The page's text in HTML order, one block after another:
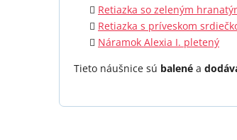
Retiazka so zeleným
Retiazka s príveskom
Náramok Alexia I. pletený
Tieto náušnice sú balené a